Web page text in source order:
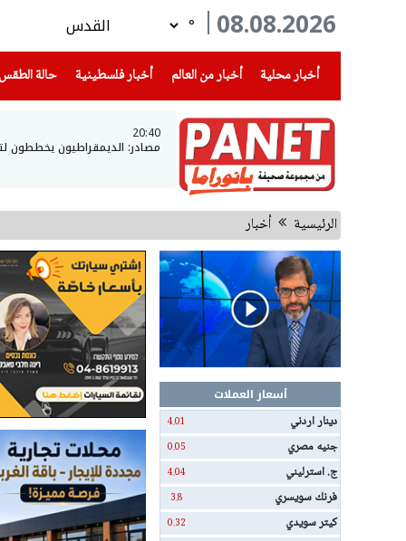
08.08.2026
°
أخبار محلية
(current) أخبار من العالم أخبار فلسطينية(current) حالة الطقس
20:40
مصادر: الديمقراطيون يخططون
الرئيسية أخبار
أسعار العملات
دينار اردني
4.01
جنيه مصري 0.05
ج. استرليني 4.04
فرنك سويسري 3.8
كيتر سويدي 0.32